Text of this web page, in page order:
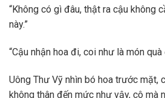
“Không có gì đâu, thật ra cậu không
này.”
“Cậu nhận hoa đi, coi như là món
Uông Thư Vỹ nhìn bó hoa trước mặt,
không thân đến mức như vậy, cô mà